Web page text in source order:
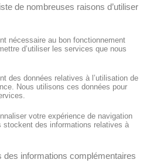
de nombreuses raisons d’utiliser
nécessaire au bon fonctionnement
d’utiliser les services que nous
des données relatives à l’utilisation de
Nous utilisons ces données pour
votre expérience de navigation
stockent des informations relatives à
informations complémentaires